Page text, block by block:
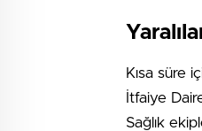
Kısa süre
İtfaiye
Sağlık